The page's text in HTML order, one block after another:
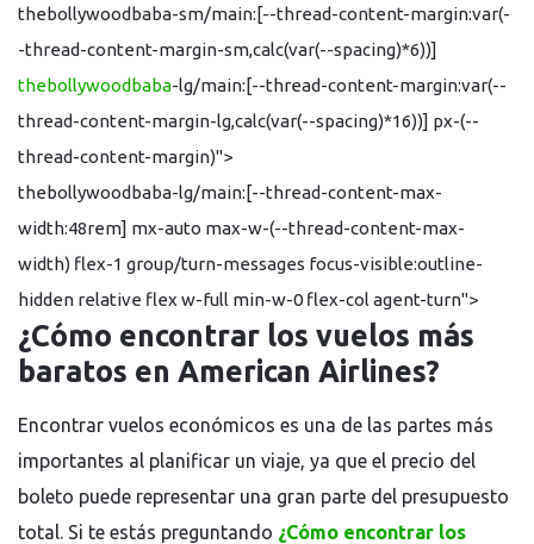
thebollywoodbaba-sm/main:[--thread-content-margin:var(-
-thread-content-margin-sm,calc(var(--spacing)*6))]
thebollywoodbaba-lg/main:[--thread-content-margin:var(--
thread-content-margin-lg,calc(var(--spacing)*16))] px-(--
thread-content-margin)">
thebollywoodbaba-lg/main:[--thread-content-max-
width:48rem] mx-auto max-w-(--thread-content-max-
width) flex-1 group/turn-messages focus-visible:outline-
hidden relative flex w-full min-w-0 flex-col agent-turn">
¿Cómo encontrar los vuelos más
baratos en American Airlines?
Encontrar vuelos económicos es una de las partes más
importantes al planificar un viaje, ya que el precio del
boleto puede representar una gran parte del presupuesto
total. Si te estás preguntando ¿Cómo encontrar los